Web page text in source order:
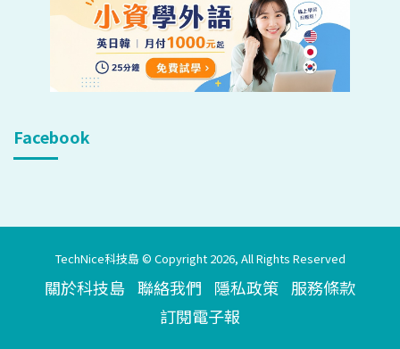
Facebook
TechNice科技島 © Copyright 2026, All Rights Reserved
關於科技島 聯絡我們 隱私政策 服務條款
訂閱電子報